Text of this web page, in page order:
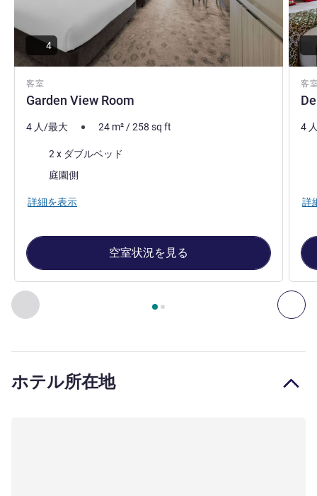
前に戻る - 客室 次
2 ページ中 , 客室 1 : Garden View Room , 客室 2 :
客室
Garden View Room
4
4 人/最大 24 m²/258 sq ft
2 x ダブルベッド
ビュー:庭園側
詳細を表示
空室状況を見る
客
4
詳
ホテル所在地